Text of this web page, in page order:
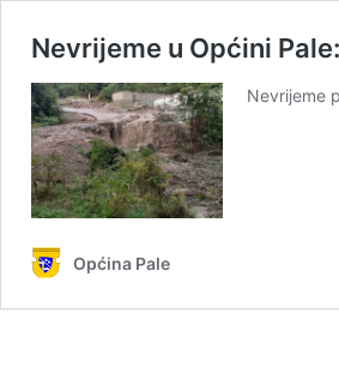
Nevrijeme u Općini
Nevrijeme
Općina Pale